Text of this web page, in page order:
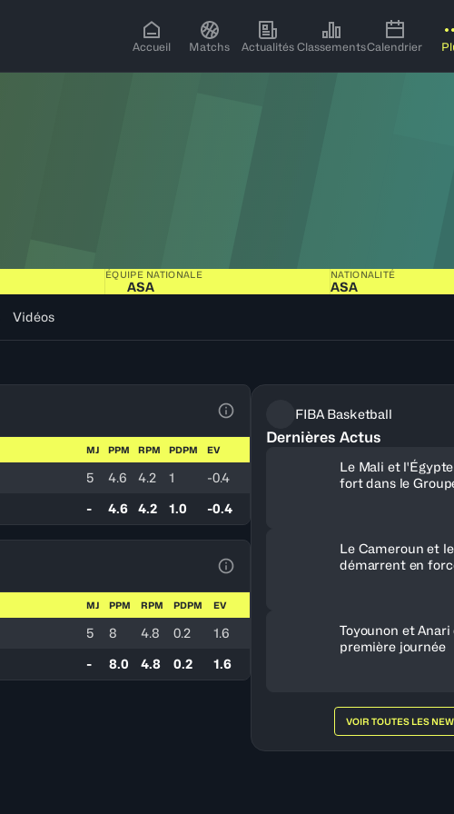
Accueil Matchs Actualités ClassementsCalendrier
ÉQUIPE NATIONALE
ASA
NATIONALITÉ
ASA
Vidéos
Voir la Légende du Tableau
MJ PPM RPM PDPM EV
5 4.6 4.2 1
-0.4
- 4.6 4.2 1.0 -0.4
MJ PPM RPM PDPM EV
5 8 4.8 0.2
1.6
- 8.0 4.8 0.2 1.6
FIBA Basketball
Dernières Actus
Le Mali et
fort dans le
Le Cameroun et
démarrent en
Toyounon et
première journée
VOIR TOUTES LES